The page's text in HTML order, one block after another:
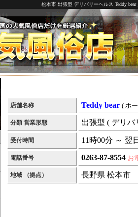
松本市 出張型 デリバリーヘルス Teddy
店舗名称 Teddy bear ( ホ
分類 営業形態 出張型 ( デリバ
受付時間 11時00分 ～ 翌
電話番号 0263-87-8554 お
地域 （拠点） 長野県 松本市